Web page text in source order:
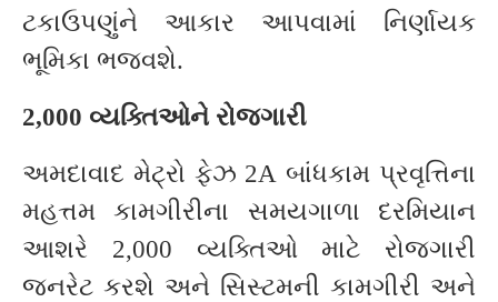
ટકાઉપણુંને આકાર આપવામાં નિર્ણાયક
ભૂમિકા ભજવશે.
2,000 વ્યક્તિઓને રોજગારી
અમદાવાદ મેટ્રો ફેઝ 2A બાંધકામ પ્રવૃત્તિના
મહત્તમ કામગીરીના સમયગાળા દરમિયાન
આશરે 2,000 વ્યક્તિઓ માટે રોજગારી
જનરેટ કરશે અને સિસ્ટમની કામગીરી અને